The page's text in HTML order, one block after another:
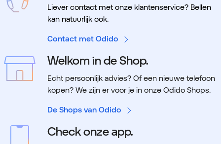
Liever contact met onze klantenservice? Bellen
kan natuurlijk ook.
Contact met Odido
Welkom in de Shop.
Echt persoonlijk advies? Of een nieuwe telefoon
kopen? We zijn er voor je in onze Odido Shops.
De Shops van Odido
Check onze app.